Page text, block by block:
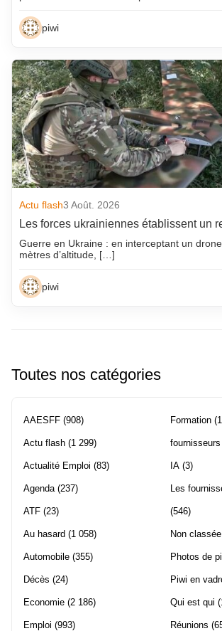
piwi
Actu flash3 Août. 2026
Les forces ukrainiennes établissent un
Guerre en Ukraine : en interceptant un
mètres d’altitude, […]
piwi
Toutes nos catégories
AAESFF (908)
Actu flash (1 299)
Actualité Emploi (83)
Agenda (237)
ATF (23)
Au hasard (1 058)
Automobile (355)
Décès (24)
Economie (2 186)
Emploi (993)
Formation
IA (3)
Les
(546)
Non classée
Photos de
Piwi en
Qui est qui
Réunions